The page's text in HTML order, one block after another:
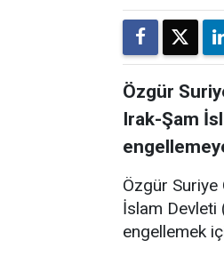
Özgür
Irak-Şam
Özgür Suriye
İslam Devleti
engellemek